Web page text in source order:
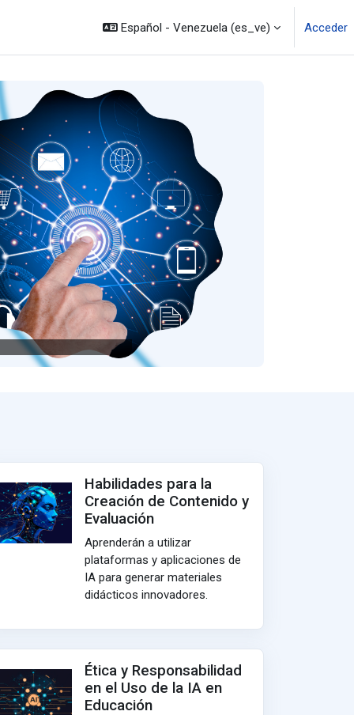
Español - Venezuela ‎(es_ve)‎ Acceder
Siguiente
Habilidades para la
Creación de Contenido y
Evaluación
Aprenderán a utilizar
plataformas y aplicaciones de
IA para generar materiales
didácticos innovadores.
Ética y Responsabilidad
en el Uso de la IA en
Educación